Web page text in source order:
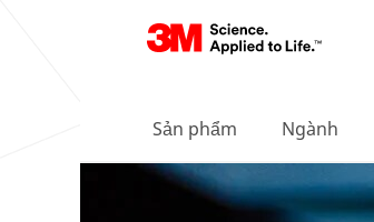
Sản phẩm Ngành